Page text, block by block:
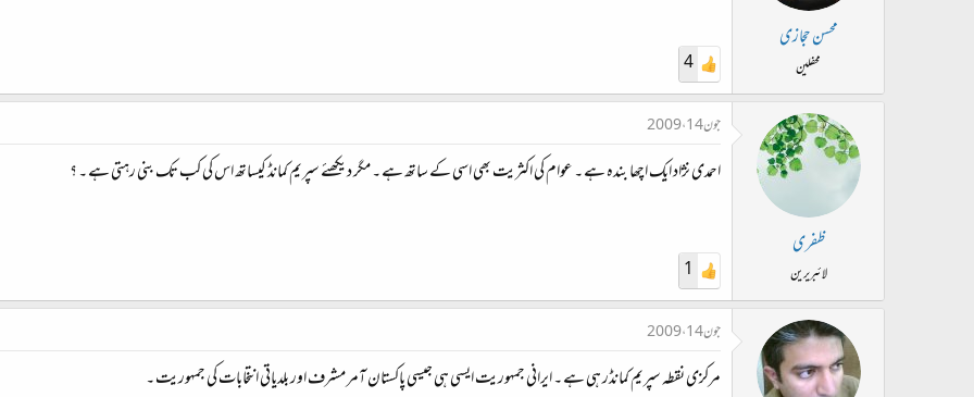
محسن حجازی
محفلین 4
ظفری
لائبریرین
جون 14، 2009
احمدی نژاد ایک اچھا بندہ ہے ۔ عوام کی اکثریت بھی اسی کے ساتھ ہے ۔ مگر دیکھئے سپریم کمانڈ کیساتھ اس کی کب تک بنی رہتی ہے ۔ ؟
1
جون 14، 2009
مرکزی نقطہ سپریم کمانڈر ہی ہے ۔ ایرانی جمہوریت ایسی ہی جیسی پاکستان آمر مشرف اور بلدیاتی انتخابات کی جمہوریت ۔